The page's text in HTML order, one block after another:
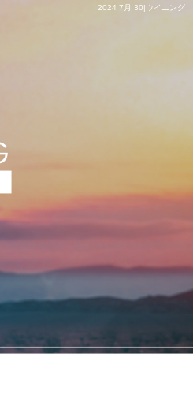
2024 7月 30|ウイニング